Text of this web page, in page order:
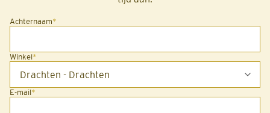
Achternaam*
Winkel*
E-mail*